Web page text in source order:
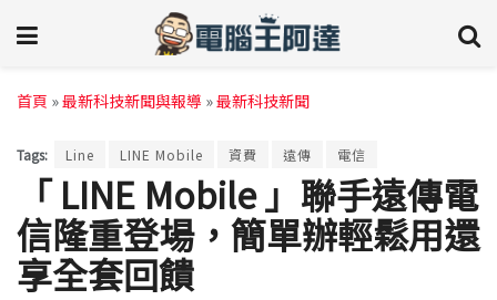
首頁 »最新科技新聞與報導 »最新科技新聞
Tags: Line LINE Mobile 資費 遠傳 電信
「 LINE Mobile 」聯手遠傳電
信隆重登場，簡單辦輕鬆用還
享全套回饋